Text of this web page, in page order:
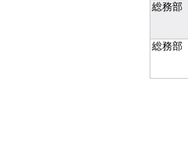
総務部
総務部